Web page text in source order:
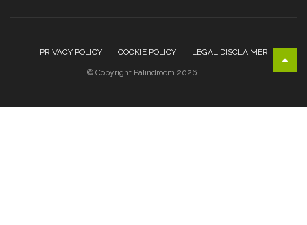
PRIVACY POLICY COOKIE POLICY LEGAL DISCLAIMER
© Copyright Palindroom 2026